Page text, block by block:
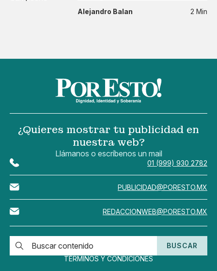
Alejandro Balan 2 Min
¿Quieres mostrar tu publicidad en
nuestra web?
Llámanos o escríbenos un mail
01 (999) 930 2782
PUBLICIDAD@PORESTO.MX
REDACCIONWEB@PORESTO.MX
BUSCAR
TÉRMINOS Y CONDICIONES